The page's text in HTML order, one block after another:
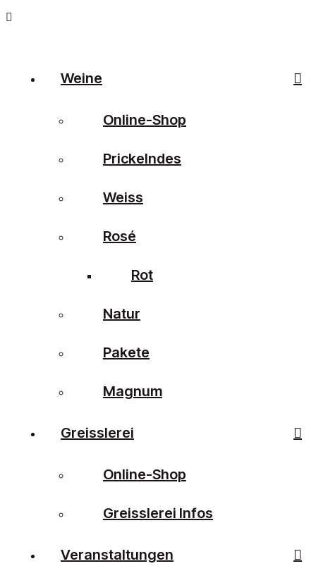
Weine
Online-Shop
Prickelndes
Weiss
Rosé
Rot
Natur
Pakete
Magnum
Greisslerei
Online-Shop
Greisslerei Infos
Veranstaltungen